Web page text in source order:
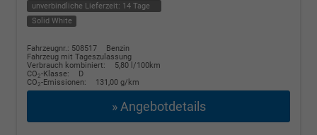
unverbindliche Lieferzeit: 14 Tage
Solid White
Fahrzeugnr.: 508517
Benzin
Fahrzeug mit Tageszulassung
Verbrauch kombiniert:
5,80 l/100km
CO2-Klasse:
D
CO2-Emissionen: 131,00 g/km
» Angebotdetails